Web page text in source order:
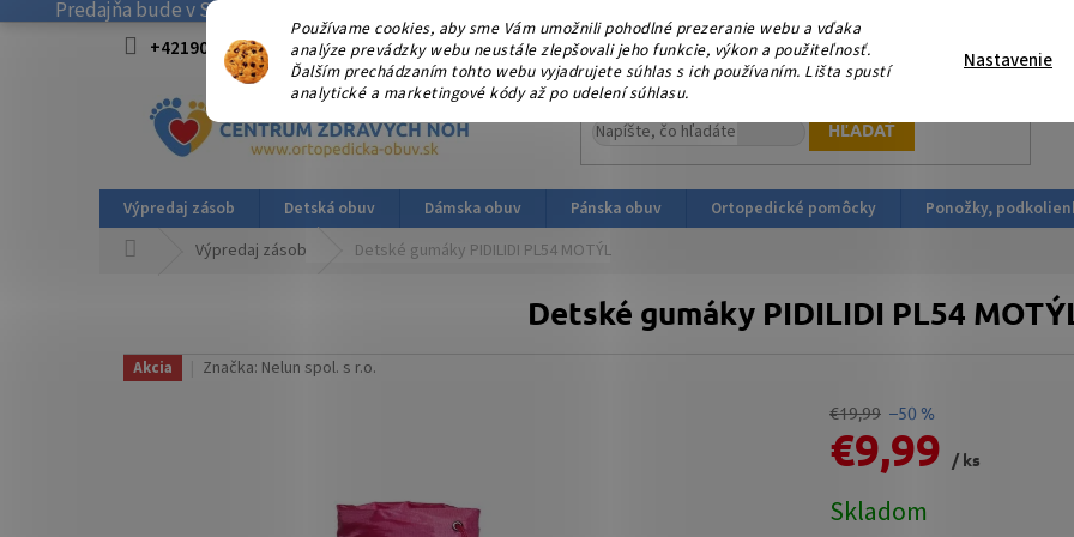
Používame cookies, aby sme Vám umožnili pohodlné prezeranie webu a vďaka
analýze prevádzky webu neustále zlepšovali jeho funkcie, výkon a použiteľnosť.
Ďalším prechádzaním tohto webu vyjadrujete súhlas s ich používaním. Lišta spustí
analytické a marketingové kódy až po udelení súhlasu.
Nastavenie
Predajňa bude v SOBOTU 08.08.2026 ZATVORENÁ! . Ďakujeme, že nás podporujete platbou v HOTOVOSTI ! V sobotu
+421908915827 od 15:00-17:00 hod. info@ortopedicka-obuv.sk
HĽADAŤ
Výpredaj zásob Detská obuv Dámska obuv Pánska obuv Ortopedické pomôcky Ponožky,
DomovVýpredaj zásob Detské gumáky PIDILIDI PL54 MOTÝL
Detské gumáky PIDILIDI PL54
Akcia Značka: Nelun spol. s r.o.
€19,99 –50 %
€9,99
/ ks
cena:
Skladom